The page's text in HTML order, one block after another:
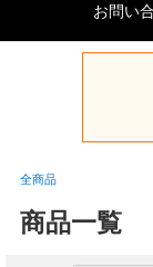
お問い
全商品
商品一覧